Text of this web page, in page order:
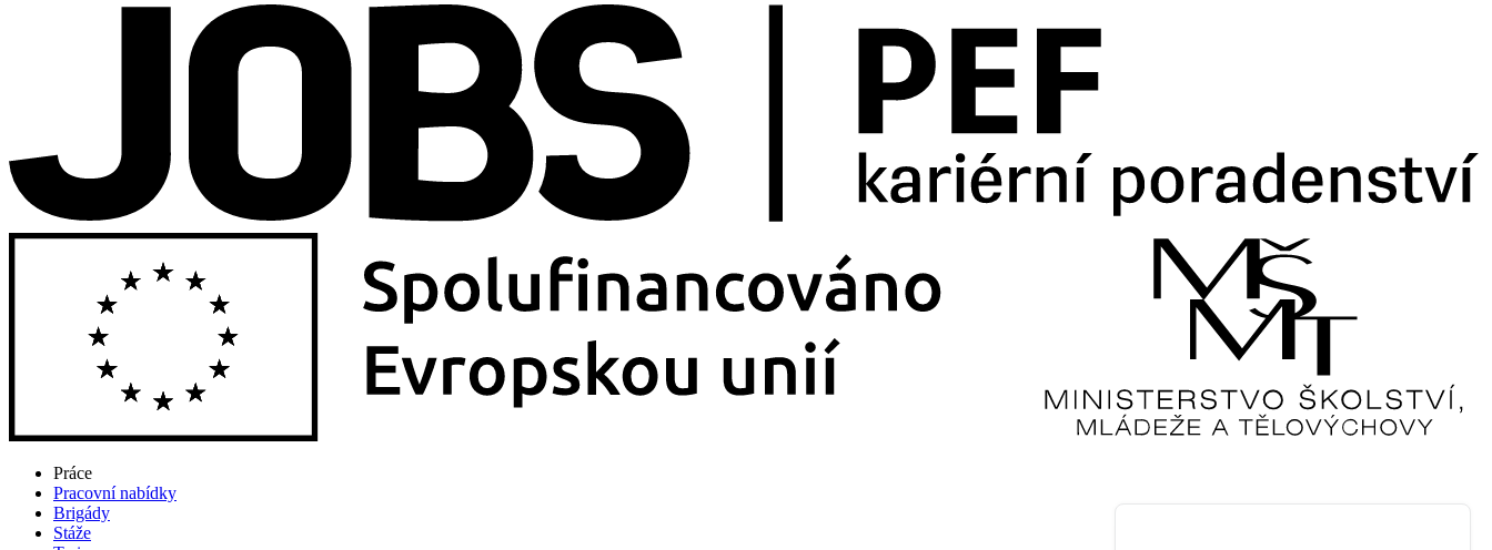
Práce
Pracovní nabídky
Brigády
Stáže